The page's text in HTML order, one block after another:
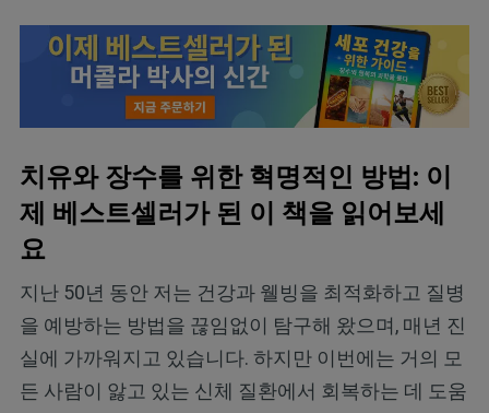
치유와 장수를 위한 혁명적인 방법: 이
제 베스트셀러가 된 이 책을 읽어보세
요
지난 50년 동안 저는 건강과 웰빙을 최적화하고 질병
을 예방하는 방법을 끊임없이 탐구해 왔으며, 매년 진
실에 가까워지고 있습니다. 하지만 이번에는 거의 모
든 사람이 앓고 있는 신체 질환에서 회복하는 데 도움